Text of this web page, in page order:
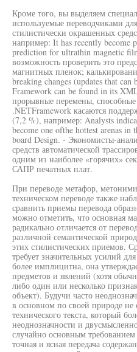
Кроме того, вы выделяем
используемые переводчиками
стилистически окрашенных
например: It has recently become
prediction for ultrathin magnetic
возможность проверить это
магнитных пленок;
breaking changes (updates that
Framework can be found in its
прорывные перемены,
.NETFramework касаются
(7,2 %), например: Analysts
become one ofthe hottest arenas
board Design. - Экономисты-
средств автоматической
одним из наиболее «горячих»
САПР печатных плат.
При переводе метафор,
техническом переводе также
сравнить приемы перевода
можно отметить, что основная
радикально отличается от
различной семантической
этих стилистических приемов.
требует значительных усилий
более имплицитна, она
предметов и явлений (хотя
либо один или несколько
объект). Будучи часто
в основном по своей природе не
технического текста, который
неоднозначности и
случайно основным требованием
точная и ясная передача